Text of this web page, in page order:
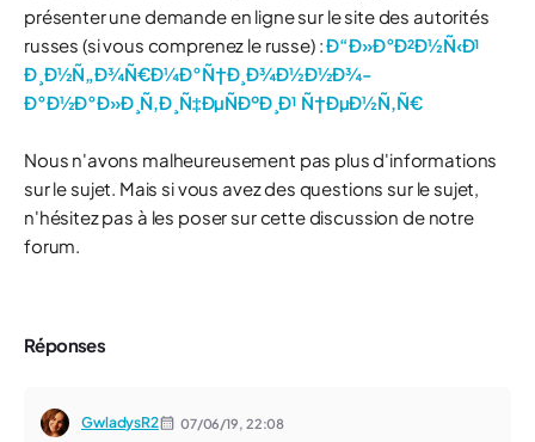
présenter une demande en ligne sur le site des autorités
russes (si vous comprenez le russe) :Ð“Ð»Ð°Ð²Ð½Ñ‹Ð¹
Ð¸Ð½Ñ„Ð¾Ñ€Ð¼Ð°Ñ†Ð¸Ð¾Ð½Ð½Ð¾-
Ð°Ð½Ð°Ð»Ð¸Ñ‚Ð¸Ñ‡ÐµÑÐºÐ¸Ð¹ Ñ†ÐµÐ½Ñ‚Ñ€
Nous n'avons malheureusement pas plus d'informations
sur le sujet. Mais si vous avez des questions sur le sujet,
n'hésitez pas à les poser sur cette discussion de notre
forum.
Réponses
GwladysR2 07/06/19, 22:08